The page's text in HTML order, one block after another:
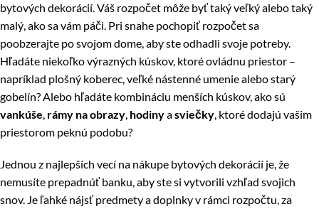
bytových dekorácií. Váš rozpočet môže byť taký veľký alebo taký
malý, ako sa vám páči. Pri snahe pochopiť rozpočet sa
poobzerajte po svojom dome, aby ste odhadli svoje potreby.
Hľadáte niekoľko výrazných kúskov, ktoré ovládnu priestor –
napríklad plošný koberec, veľké nástenné umenie alebo starý
gobelín? Alebo hľadáte kombináciu menších kúskov, ako sú
vankúše, rámy na obrazy, hodinyasviečky, ktoré dodajú vašim
priestorom peknú podobu?
Jednou z najlepších vecí na nákupe bytových dekorácií je, že
nemusíte prepadnúť banku, aby ste si vytvorili vzhľad svojich
snov. Je ľahké nájsť predmety a doplnky v rámci rozpočtu, za